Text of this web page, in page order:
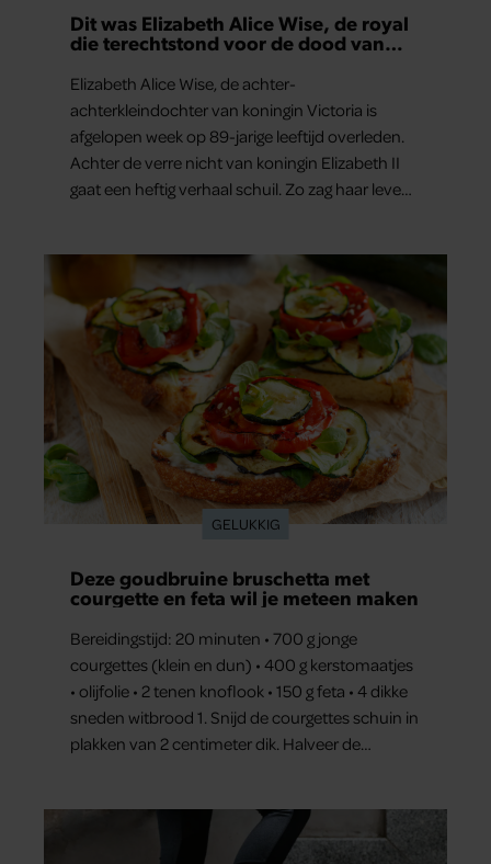
Dit was Elizabeth Alice Wise, de royal
die terechtstond voor de dood van
Elizabeth Alice Wise, de achter-
achterkleindochter van koningin Victoria is
afgelopen week op 89-jarige leeftijd overleden.
Achter de verre nicht van koningin Elizabeth II
gaat een heftig verhaal schuil. Zo zag haar leven
GELUKKIG
Deze goudbruine bruschetta met
courgette en feta wil je meteen maken
Bereidingstijd: 20 minuten • 700 g jonge
courgettes (klein en dun) • 400 g kerstomaatjes
• olijfolie • 2 tenen knoflook • 150 g feta • 4 dikke
sneden witbrood 1. Snijd de courgettes schuin in
plakken van 2 centimeter dik. Halveer de